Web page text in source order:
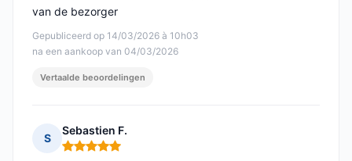
Gepubliceerd op 14/03/2026 à 10h03
na een aankoop van 04/03/2026
van de bezorger
Vertaalde beoordelingen
S
Sebastien F.
Opmerking: 5 van 5